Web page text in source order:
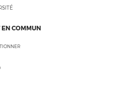
COMMUN